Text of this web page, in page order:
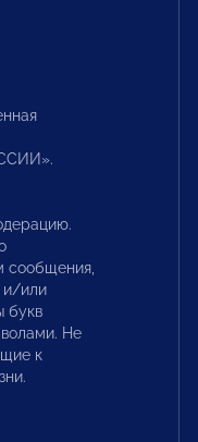
сообщения,
и/или
букв
Не
к